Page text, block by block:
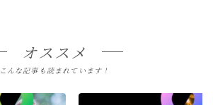
オススメ
こんな記事も読まれています！